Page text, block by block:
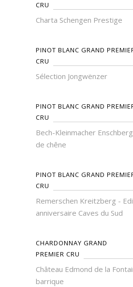
CRU
Charta Schengen Prestige
PINOT BLANC GRAND
CRU
Sélection Jongwënzer
PINOT BLANC GRAND
CRU
Bech-Kleinmacher
de chêne
PINOT BLANC GRAND
CRU
Remerschen Kreitzberg -
anniversaire Caves du Sud
CHARDONNAY GRAND
PREMIER CRU
Château Edmond de la
barrique